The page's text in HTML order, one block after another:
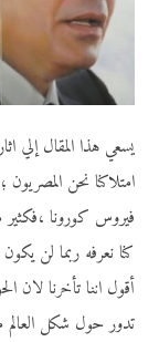
يسعي هذا المقال إلي
امتلاكنا نحن
فيروس كورونا ،فكثير
كنا نعرفه ربما لن
أقول اننا تأخرنا لان
تدور حول شكل العالم